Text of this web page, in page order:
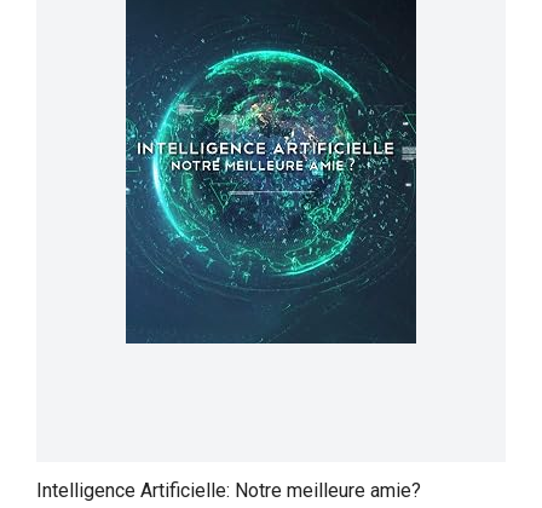
Intelligence Artificielle: Notre meilleure amie?